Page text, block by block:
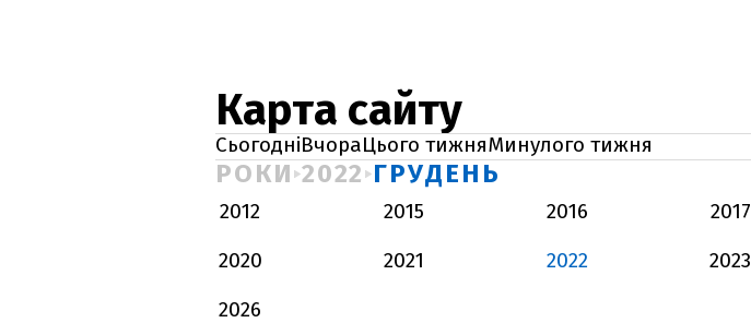
Карта сайту
СьогодніВчораЦього тижняМинулого тижня
РОКИ 2022 ГРУДЕНЬ
2012 2015 2016 2017
2020
2021 2022 2023
2026